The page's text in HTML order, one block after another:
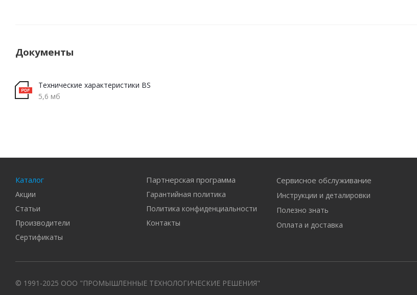
Документы
Технические характеристики BS
5,6 мб
Каталог
Акции
Статьи
Производители
Сертификаты
Партнерская программа
Гарантийная политика
Политика конфиденциальности
Контакты
Сервисное обслуживание
Инструкции и деталировки
Полезно знать
Оплата и доставка
© 1991-2025 ООО "ПРОМЫШЛЕННЫЕ ТЕХНОЛОГИЧЕСКИЕ РЕШЕНИЯ"